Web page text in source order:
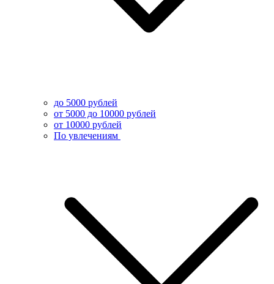
до 5000 рублей
от 5000 до 10000 рублей
от 10000 рублей
По увлечениям